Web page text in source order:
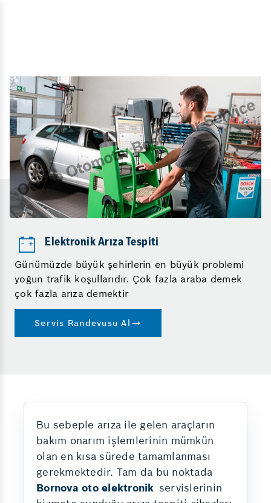
Elektronik Arıza Tespiti
Günümüzde büyük şehirlerin en büyük problemi
yoğun trafik koşullarıdır. Çok fazla araba demek
çok fazla arıza demektir
Servis Randevusu Al
Bu sebeple arıza ile gelen araçların
bakım onarım işlemlerinin mümkün
olan en kısa sürede tamamlanması
gerekmektedir. Tam da bu noktada
Bornova oto elektronik servislerinin